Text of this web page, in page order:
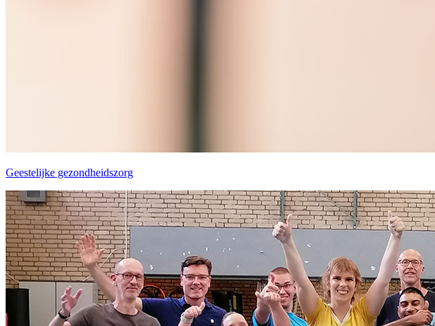
Geestelijke gezondheidszorg